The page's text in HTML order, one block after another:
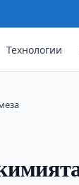
Технологии